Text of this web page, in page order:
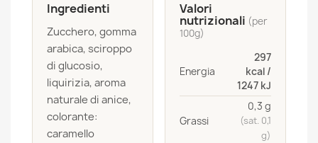
Ingredienti
Zucchero, gomma
arabica, sciroppo
di glucosio,
liquirizia, aroma
naturale di anice,
colorante:
caramello
Valori
nutrizionali (per
100g)
Energia
297
kcal /
1247 kJ
Grassi
0,3 g
(sat. 0,1
g)